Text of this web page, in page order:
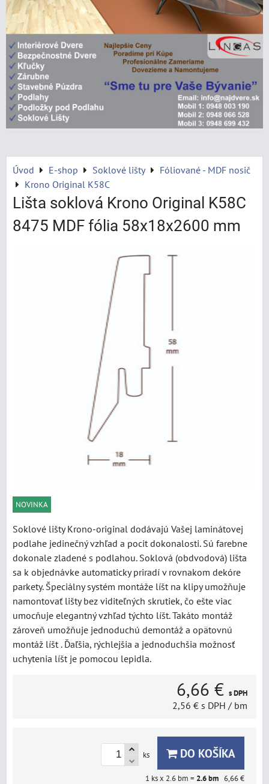
Úvod E-shop Soklové lišty
Fóliované - MDF nosič
Krono Original K58C
Lišta soklová Krono Original K58C
8475 MDF fólia 58x18x2600 mm
NOVINKA
Soklové lišty Krono-original dodávajú Vašej laminátovej
podlahe jedinečný vzhľad a pocit dokonalosti. Sú farebne
dokonale zladené s podlahou. Soklová (obdvodová) lišta
sa k objednávke automaticky priradí v rovnakom dekóre
parkety. Špeciálny systém montáže líšt na klipy umožňuje
namontovať lišty bez viditeľných skrutiek, čo ešte viac
umocňuje elegantný vzhľad týchto líšt. Takáto montáž
zároveň umožňuje jednoduchú demontáž a opätovnú
montáž líšt . Ďaľšia, rýchlejšia a jednoduchšia možnosť
uchytenia líšt je pomocou lepidla.
6,66 € s DPH
2,56 € s DPH / bm
ks DO KOŠÍKA
1 ks x 2.6 bm = 2.6bm 6,66 €